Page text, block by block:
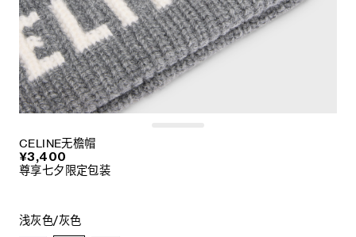
CELINE无檐帽
¥3,400
尊享七夕限定包装
浅灰色/灰色